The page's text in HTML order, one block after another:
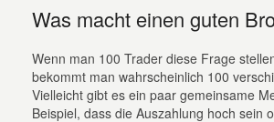
Was macht einen guten
Wenn man 100 Trader diese Frage
bekommt man wahrscheinlich 100
Vielleicht gibt es ein paar gemeinsame
Beispiel, dass die Auszahlung hoch sein